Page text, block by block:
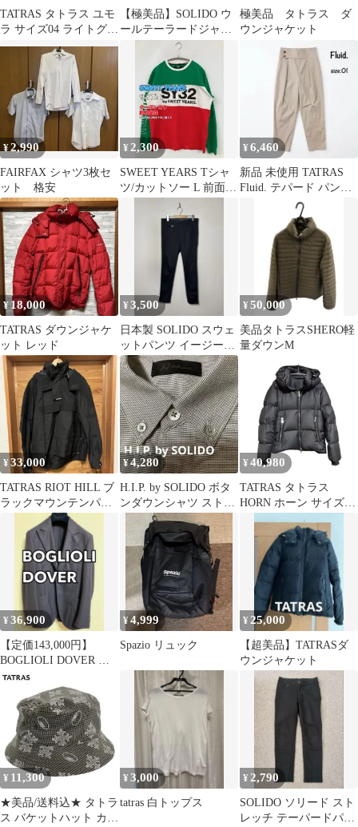
TATRAS タトラス ユモ
ラ サイズ04 ライトグレ
ー XL
【極美品】SOLIDO ウ
ールテーラードジャケ
ット M イタリア製 タ
極美品 タトラス ダ
ウンジャケット
¥2,990
FAIRFAX シャツ3枚セ
ット 格安
¥ 2,300
SWEET YEARS Tシャ
ツ/カットソー L 前面プ
リント バックプリント
ブランドロゴ ミドル丈
首) メンズ レディース
¥6,460
新品 未使用 TATRAS
Fluid. テパード パンツ
サイズ01 フルイド
¥ 18,000
TATRAS ダウンジャケ
ット レッド
¥3,500
日本製 SOLIDO スウェ
ットパンツ イージーパ
ンツ タトラス
¥50,000
美品タトラスSHERO軽
量ダウンM
¥33,000
TATRAS RIOT HILL ブ
ラックマウンテンパー
¥4,280
H.I.P. by SOLIDO ボタ
ンダウンシャツ ストレ
ッチ グレー 日本製
¥ 40,980
TATRAS タトラス
HORN ホーン サイズ1
グレー オーバーサイズ
¥36,900
【定価143,000円】
BOGLIOLI DOVER ジ
ャケット
¥4,999
Spazio リュック
¥ 25,000
【超美品】TATRASダ
ウンジャケット
¥ 11,300
★美品/送料込★ タトラ
ス バケットハット カー
¥3,000
tatras 白トップス
¥2,790
SOLIDO ソリード スト
レッチ テーパードパン